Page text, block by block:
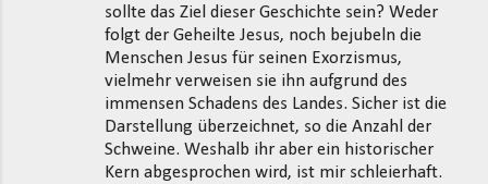
sollte das Ziel dieser Geschichte sein? Weder
folgt der Geheilte Jesus, noch bejubeln die
Menschen Jesus für seinen Exorzismus,
vielmehr verweisen sie ihn aufgrund des
immensen Schadens des Landes. Sicher ist die
Darstellung überzeichnet, so die Anzahl der
Schweine. Weshalb ihr aber ein historischer
Kern abgesprochen wird, ist mir schleierhaft.